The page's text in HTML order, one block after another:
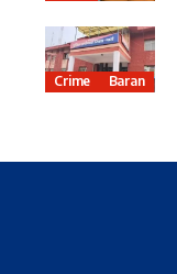
Crime Baran